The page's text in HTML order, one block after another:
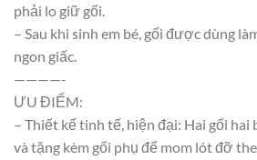
phải lo giữ gối.
– Sau khi sinh em bé, gối được dùng
ngon giấc.
————-
ƯU ĐIỂM:
– Thiết kế tinh tế, hiện đại: Hai gối hai
và tặng kèm gối phụ để mom lót đỡ